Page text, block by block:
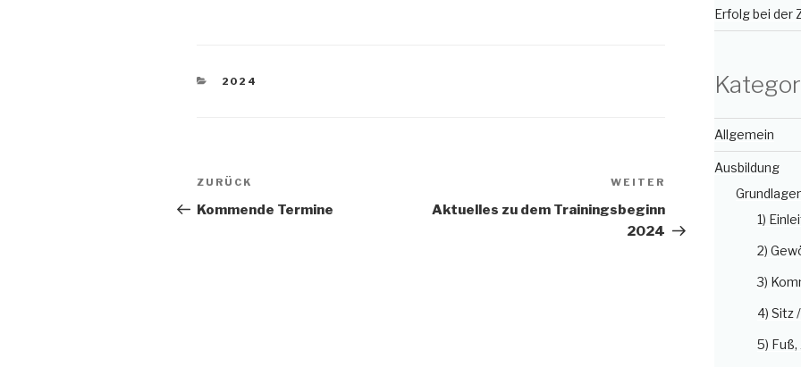
KATEGORIEN
2024
Beitragsnavigation
Vorheriger
Beitrag
ZURÜCK
Kommende Termine
Beitrag
WEITER
Aktuelles zu dem Trainingsbeginn
2024
Erfolg bei der
Allgemein
Ausbildung
1)
2)
3)
4) Sitz
5)